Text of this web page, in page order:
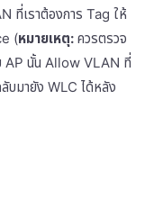
ที่เราต้องการ Tag ให้
(หมายเหตุ: ควรตรวจ
AP นั้น Allow VLAN ที่
บมายัง WLC ได้หลัง